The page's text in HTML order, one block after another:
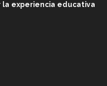
la experiencia educativa